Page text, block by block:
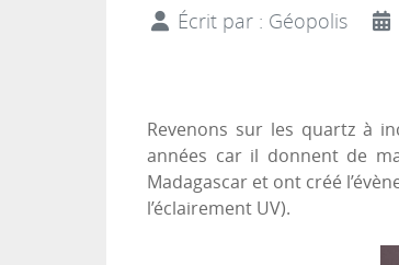
Écrit par : Géopolis
Revenons sur les quartz à
années car il donnent de
Madagascar et ont créé
l’éclairement UV).